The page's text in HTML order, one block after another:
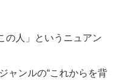
の人」というニュアン
ャンルの“これからを背